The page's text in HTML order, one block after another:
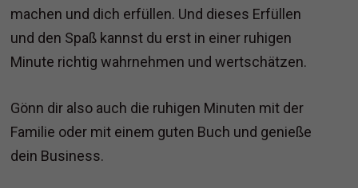
machen und dich erfüllen. Und dieses Erfüllen
und den Spaß kannst du erst in einer ruhigen
Minute richtig wahrnehmen und wertschätzen.
Gönn dir also auch die ruhigen Minuten mit der
Familie oder mit einem guten Buch und genieße
dein Business.